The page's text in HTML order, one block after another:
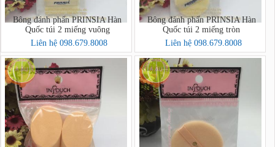
Bông đánh phấn PRINSIA Hàn
Quốc túi 2 miếng vuông
Liên hệ 098.679.8008
Bông đánh phấn PRINSIA Hàn
Quốc túi 2 miếng tròn
Liên hệ 098.679.8008